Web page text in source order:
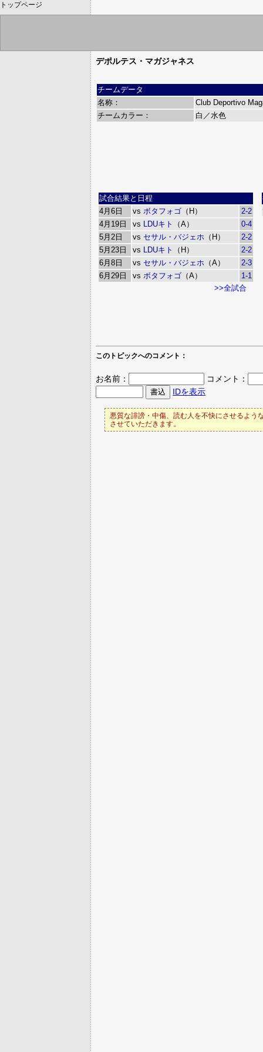
トップページ
デポルテス・マガジャネス
チームデータ
名称：
Club Deportivo
チームカラー：
白／水色
試合結果と日程
4月6日
vs ボタフォゴ （H）
2-2
4月19日
vs LDUキト （A）
0-4
5月2日
vs セサル・バジェホ （H）
2-2
5月23日
vs LDUキト （H）
2-2
6月8日
vs セサル・バジェホ （A）
2-3
6月29日
vs ボタフォゴ （A）
1-1
>>全試合
このトピックへのコメント：
お名前：
コメント：
IDを表示
悪質な誹謗・中傷、読む人を不快にさせるよう
させていただきます。